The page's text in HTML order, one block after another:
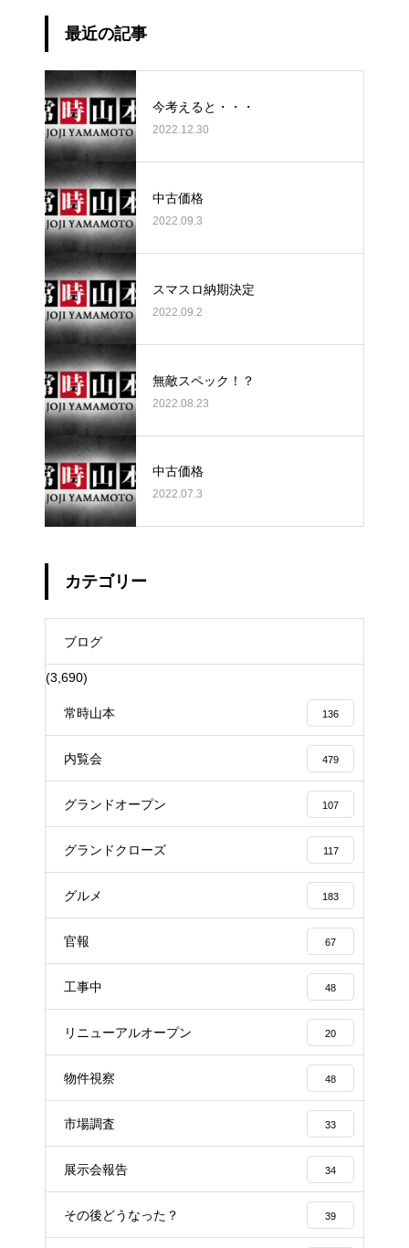
最近の記事
今考えると・・・
2022.12.30
中古価格
2022.09.3
スマスロ納期決定
2022.09.2
無敵スペック！？
2022.08.23
中古価格
2022.07.3
カテゴリー
ブログ
(3,690)
常時山本 136
内覧会 479
グランドオープン 107
グランドクローズ 117
グルメ 183
官報 67
工事中 48
リニューアルオープン 20
物件視察 48
市場調査 33
展示会報告 34
その後どうなった？ 39